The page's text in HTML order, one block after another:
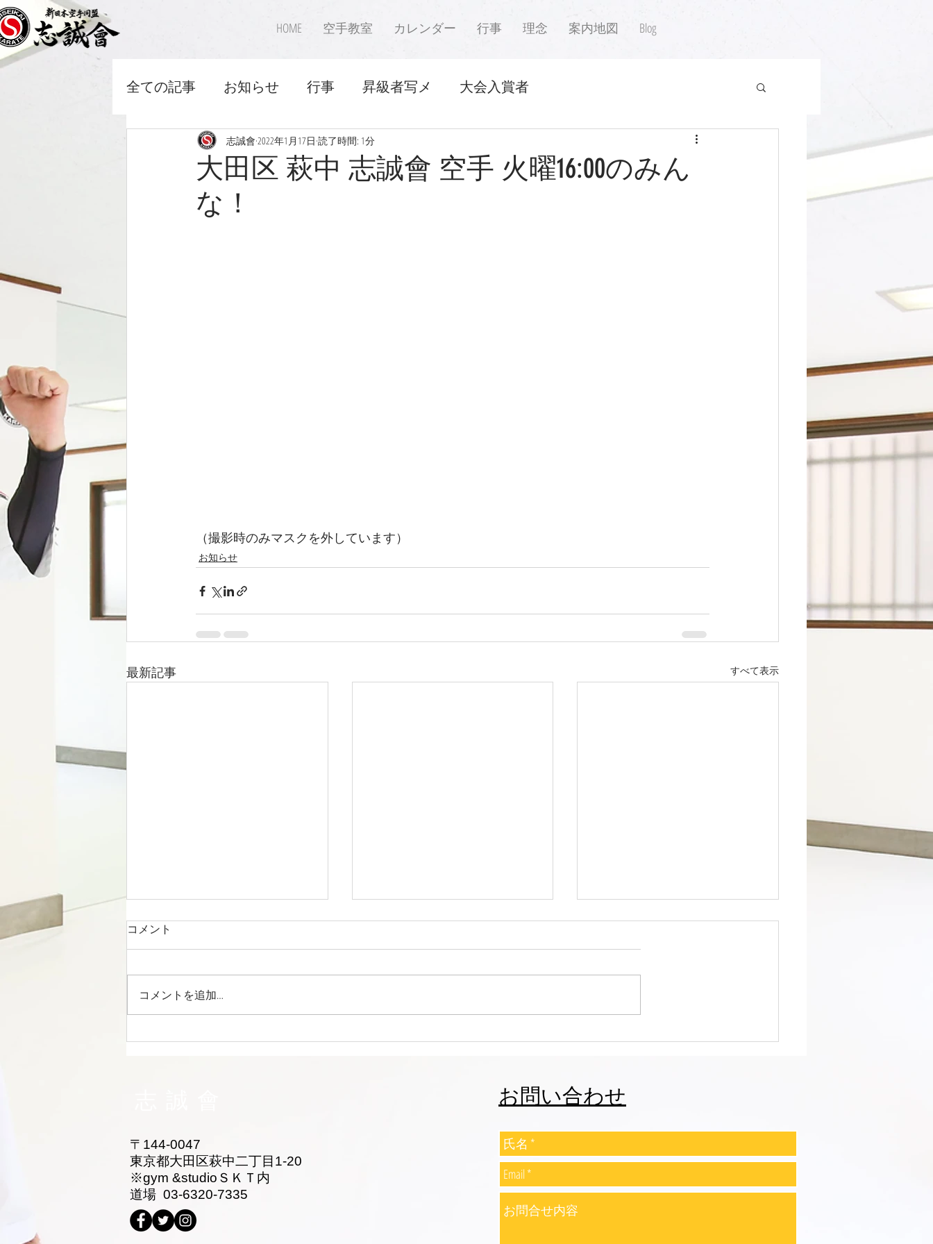
HOME 空手教室 カレンダー 行事 理念 案内地図 Blog
全ての記事 お知らせ 行事 昇級者写メ 大会入賞者
大田区 萩中 志誠會 空手 火曜16:00のみん
な！
志誠會 2022年1月17日 読了時間: 1分
（撮影時のみマスクを外しています）
お知らせ
最新記事 すべて表示
コメント
コメントを追加…
〒144-0047
東京都大田区萩中二丁目1-20
​※gym &studioＳＫＴ内
道場 03-6320-7335
お問い合わせ